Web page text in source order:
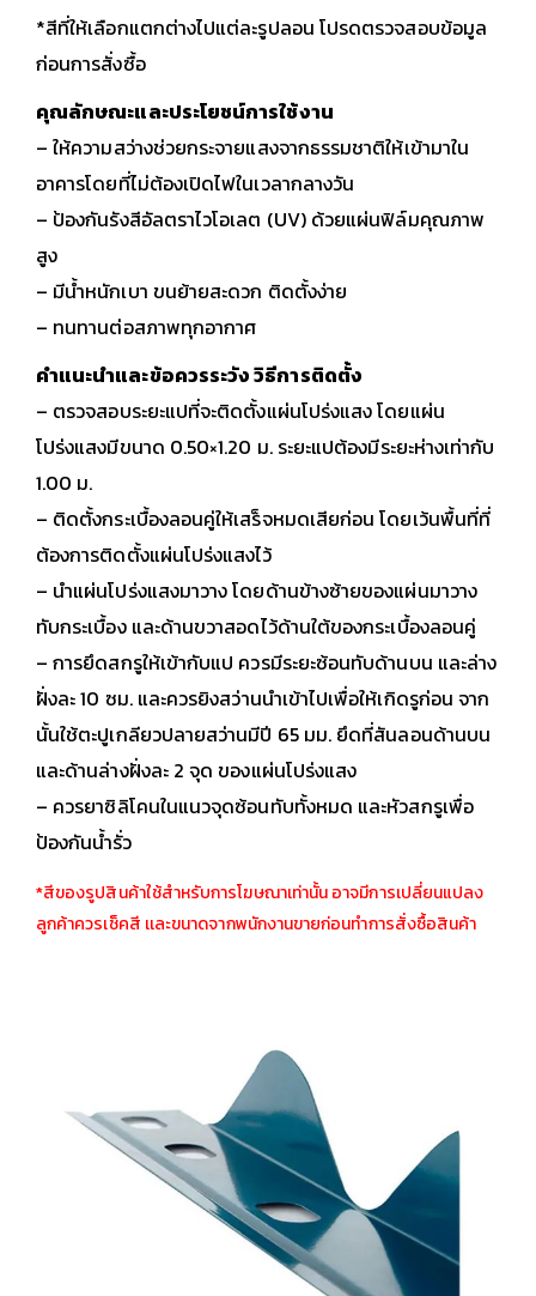
*สีที่ให้เลือกแตกต่างไปแต่ละรูปลอน โปรดตรวจสอบข้อมูล
ก่อนการสั่งซื้อ
คุณลักษณะและประโยชน์การใช้งาน
– ให้ความสว่างช่วยกระจายแสงจากธรรมชาติให้เข้ามาใน
อาคารโดยที่ไม่ต้องเปิดไฟในเวลากลางวัน
– ป้องกันรังสีอัลตราไวโอเลต (UV) ด้วยแผ่นฟิล์มคุณภาพ
สูง
– มีน้ำหนักเบา ขนย้ายสะดวก ติดตั้งง่าย
– ทนทานต่อสภาพทุกอากาศ
คำแนะนำและข้อควรระวัง วิธีการติดตั้ง
– ตรวจสอบระยะแปที่จะติดตั้งแผ่นโปร่งแสง โดยแผ่น
โปร่งแสงมีขนาด 0.50×1.20 ม. ระยะแปต้องมีระยะห่างเท่ากับ
1.00 ม.
– ติดตั้งกระเบื้องลอนคู่ให้เสร็จหมดเสียก่อน โดยเว้นพื้นที่ที่
ต้องการติดตั้งแผ่นโปร่งแสงไว้
– นำแผ่นโปร่งแสงมาวาง โดยด้านข้างซ้ายของแผ่นมาวาง
ทับกระเบื้อง และด้านขวาสอดไว้ด้านใต้ของกระเบื้องลอนคู่
– การยึดสกรูให้เข้ากับแป ควรมีระยะซ้อนทับด้านบน และล่าง
ฝั่งละ 10 ซม. และควรยิงสว่านนำเข้าไปเพื่อให้เกิดรูก่อน จาก
นั้นใช้ตะปูเกลียวปลายสว่านมีปี 65 มม. ยึดที่สันลอนด้านบน
และด้านล่างฝั่งละ 2 จุด ของแผ่นโปร่งแสง
– ควรยาซิลิโคนในแนวจุดซ้อนทับทั้งหมด และหัวสกรูเพื่อ
ป้องกันน้ำรั่ว
*สีของรูปสินค้าใช้สำหรับการโฆษณาเท่านั้น อาจมีการเปลี่ยนแปลง
ลูกค้าควรเช็คสี เเละขนาดจากพนักงานขายก่อนทำการสั่งซื้อสินค้า